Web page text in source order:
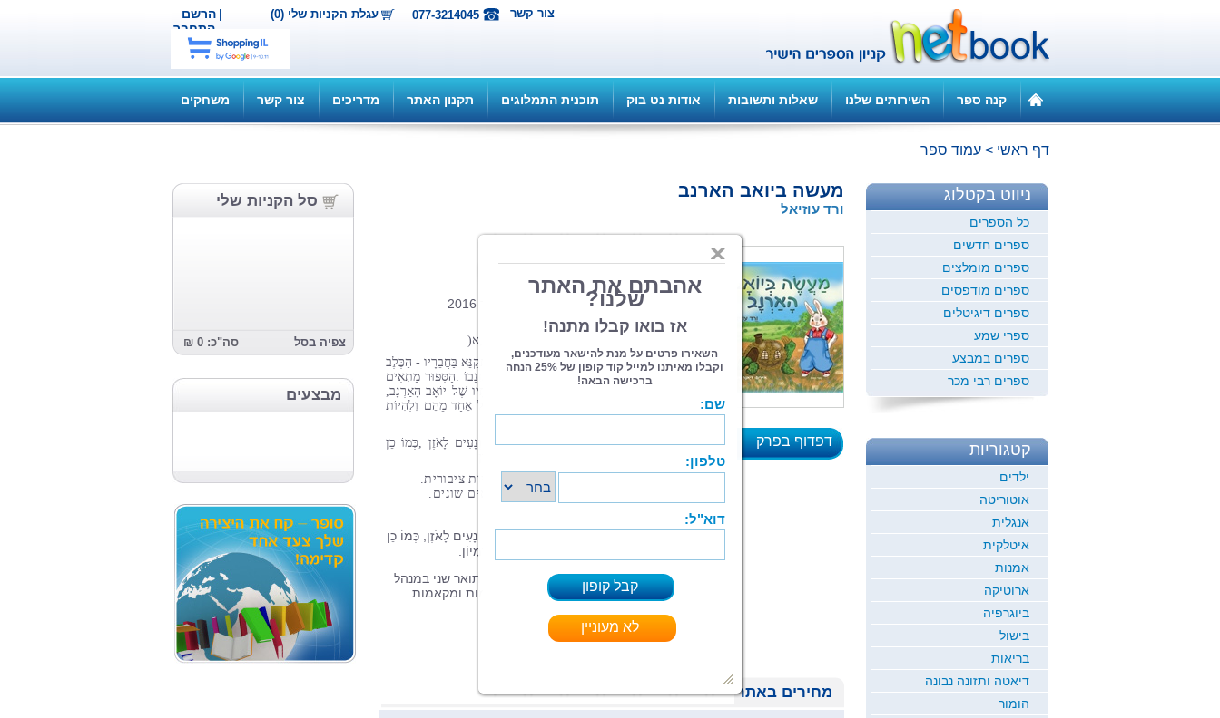
הרשם |
התחבר
עגלת הקניות שלי (0) 077-3214045 צור קשר
קנה ספר השירותים שלנו שאלות ותשובות אודות נט בוק תוכנית התמלוגים תקנון האתר מדריכים צור קשר משחקים
דף ראשי > עמוד ספר
סל הקניות שלי
צפיה בסל סה"כ: 0 ₪
מבצעים
מעשה ביואב הארנב
ורד עוזיאל
דפדוף בפרק
זֶהוּ‭ ‬סִפּוּר‭ ‬הַרְפַּתְקְאוֹתָיו‭ ‬שֶׁל‭ ‬
יוֹאָב‭ ‬הָאַרְנָב‭,‬
‬לִילָדִים‭ ‬בַּגִּיל‭ ‬הָרָךְ‭. ‬דֶּרֶךְ‭ ‬מַסְלוּל‭ ‬הַרְפַּתְקְאוֹתָיו‭ ‬שֶׁל‭ ‬יוֹאָב‭ ‬הָאַרְנָב‭,
‬הַסִּפּוּר‭ ‬מְעֻטָּר‭ ‬בְּאִיּוּרִים‭ ‬צִבְעוֹנִיִּים‭ ‬מְעוֹרְרֵי‭ ‬דִּמְיוֹן‭.‬
‭ ‬בעלת‭ ‬תואר‭ ‬שני‭ ‬במנהל‭ ‬ומדיניות‭ ‬ציבורית‭.
הַסִּפּוּר כָּתוּב בַּחֲרִיזָה קְלִילָה, הַסִּפּוּר קָלִיט וְנָעִים לָאֹזֶן, כְּמוֹ כֵן
הַסִּפּוּר מְעֻטָּר בְּאִיּוּרִים צִבְעוֹנִיִּים מְעוֹרְרֵי דִּמְיוֹן.
ורד עוזיאל מתגוררת ביישוב עומר, בעלת תואר שני במנהל
ומדיניות ציבורית. מחברת סיפורים, פואמות ומקאמות
מחירים באתר
ניווט בקטלוג
כל הספרים
ספרים חדשים
ספרים מומלצים
ספרים מודפסים
ספרים דיגיטלים
ספרי שמע
ספרים במבצע
ספרים רבי מכר
קטגוריות
ילדים
אוטוריטה
אנגלית
איטלקית
אמנות
ארוטיקה
ביוגרפיה
בישול
בריאות
דיאטה ותזונה נבונה
הומור